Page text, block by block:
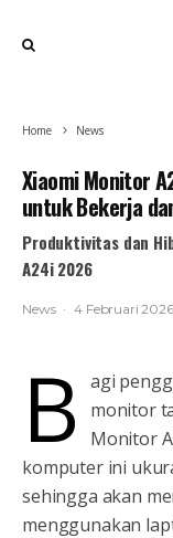
Home News
Xiaomi Monitor
untuk Bekerja
Produktivitas dan
A24i 2026
News · 4 Februari 2026
B
agi
monitor
Monitor
komputer ini
sehingga akan
menggunakan